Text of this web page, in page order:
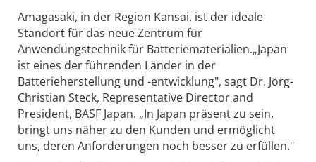
Amagasaki, in der Region Kansai, ist der ideale
Standort für das neue Zentrum für
Anwendungstechnik für Batteriematerialien.„Japan
ist eines der führenden Länder in der
Batterieherstellung und -entwicklung", sagt Dr. Jörg-
Christian Steck, Representative Director and
President, BASF Japan. „In Japan präsent zu sein,
bringt uns näher zu den Kunden und ermöglicht
uns, deren Anforderungen noch besser zu erfüllen."